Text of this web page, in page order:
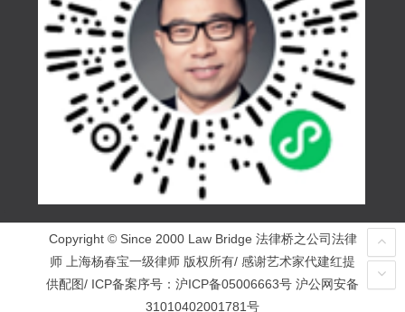
Copyright © Since 2000 Law Bridge 法律桥之公司法律
师 上海杨春宝一级律师 版权所有/ 感谢艺术家代建红提
供配图/ ICP备案序号： 沪ICP备05006663号 沪公网安备
31010402001781号